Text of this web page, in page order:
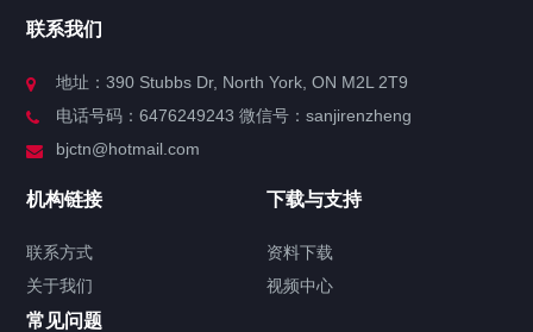
服务分类
签署类文件海牙认证程序费用
联系我们
地址：390 Stubbs Dr, North York, ON M2L 2T9
电话号码：6476249243 微信号：sanjirenzheng
bjctn@hotmail.com
机构链接
联系方式
关于我们
下载与支持
资料下载
视频中心
常见问题